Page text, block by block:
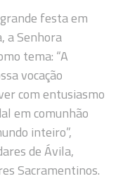
festa em
a Senhora
tema: “A
vocação
com entusiasmo
em comunhão
inteiro”,
de Ávila,
Sacramentinos.